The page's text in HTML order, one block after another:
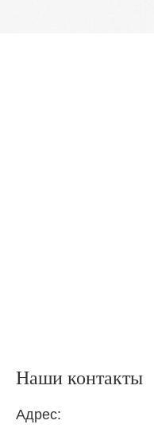
Наши контакты
Адрес: